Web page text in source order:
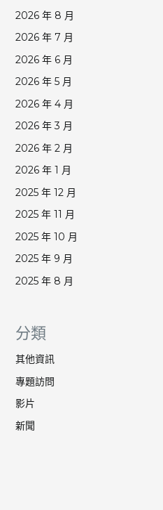
2026 年 8 月
2026 年 7 月
2026 年 6 月
2026 年 5 月
2026 年 4 月
2026 年 3 月
2026 年 2 月
2026 年 1 月
2025 年 12 月
2025 年 11 月
2025 年 10 月
2025 年 9 月
2025 年 8 月
分類
其他資訊
專題訪問
影片
新聞